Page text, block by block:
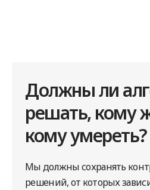
Должны ли
решать, кому
кому умереть?
Мы должны сохранять
решений, от которых